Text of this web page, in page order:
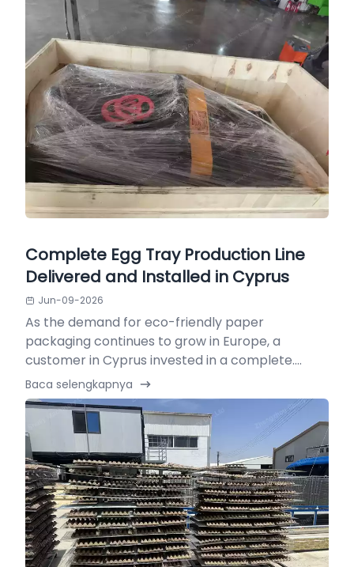
Complete Egg Tray Production Line
Delivered and Installed in Cyprus
Jun-09-2026
As the demand for eco-friendly paper
packaging continues to grow in Europe, a
customer in Cyprus invested in a complete....
Baca selengkapnya